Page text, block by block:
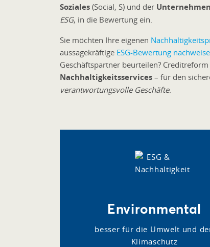
Soziales (Social, S) und der
ESG, in die Bewertung ein.
Sie möchten Ihre eigenen
aussagekräftige ESG-Bewertung
Geschäftspartner beurteilen?
Nachhaltigkeitsservices – für den
verantwortungsvolle Geschäfte.
Environmental
besser für die Umwelt und
Klimaschutz